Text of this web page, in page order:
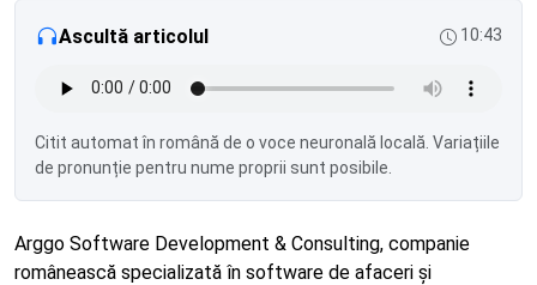
Ascultă articolul 10:43
Citit automat în română de o voce neuronală locală. Variațiile
de pronunție pentru nume proprii sunt posibile.
Arggo Software Development & Consulting, companie
românească specializată în software de afaceri și